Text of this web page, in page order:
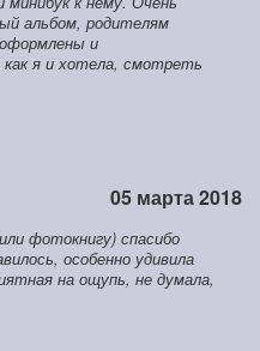
альбом, родителям
и
я и хотела, смотреть
05 марта 2018
фотокнигу) спасибо
особенно удивила
на ощупь, не думала,